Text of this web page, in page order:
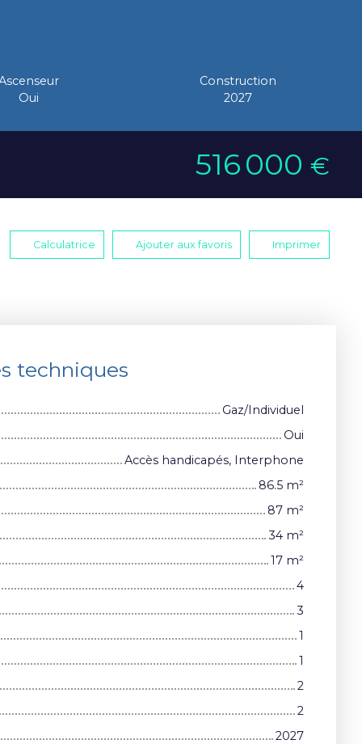
Oui
Construction
2027
516 000 €
Calculatrice Ajouter aux favoris Imprimer
techniques
Gaz/Individuel
Oui
Accès handicapés, Interphone
86.5 m²
87 m²
34 m²
17 m²
4
3
1
1
2
2
2027